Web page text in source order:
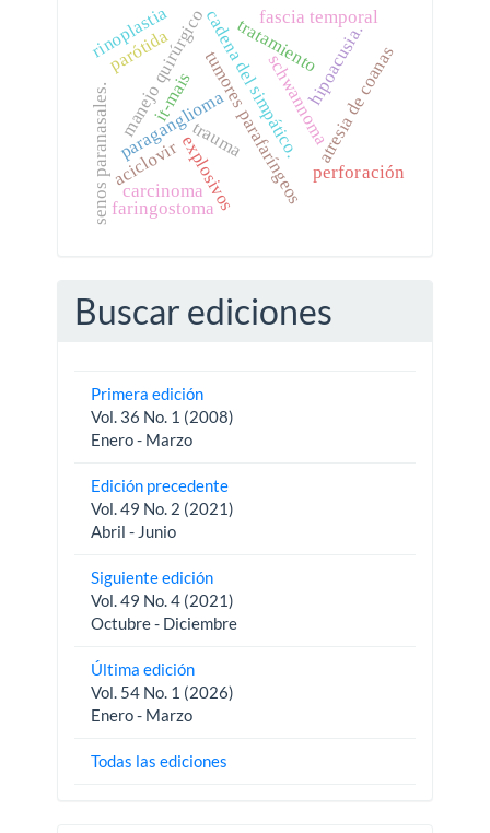
schwannoma
paragangliomatumores parafaríngeos
cadena del simpático.atresia de coanas
manejo quirúrgico
senos paranasales. perforación
trauma
explosivos
hipoacusia.
fascia temporal
tratamiento
aciclovir
carcinoma
parótida
faringostoma
it-mais
rinoplastia
Buscar ediciones
Primera edición
Vol. 36 No. 1 (2008)
Enero - Marzo
Edición precedente
Vol. 49 No. 2 (2021)
Abril - Junio
Siguiente edición
Vol. 49 No. 4 (2021)
Octubre - Diciembre
Última edición
Vol. 54 No. 1 (2026)
Enero - Marzo
Todas las ediciones